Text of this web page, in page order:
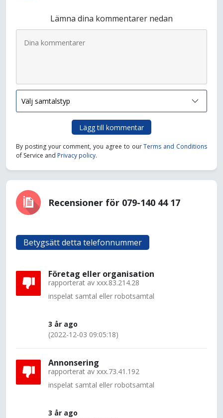
Lämna dina kommentarer nedan
Lägg till kommentar
By posting your comment, you agree to ourTerms and Conditions
of Service and Privacy policy.
Recensioner för 079-140 44 17
Betygsätt detta telefonnummer
Företag eller organisation
rapporterat av xxx.83.214.28
inspelat samtal eller robotsamtal
3 år ago
(2022-12-03 09:05:18)
Annonsering
rapporterat av xxx.73.41.192
inspelat samtal eller robotsamtal
3 år ago